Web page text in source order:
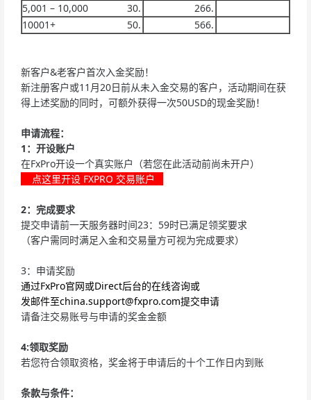
5,001 – 10,000
10001+
新客户&老客户首次入金奖励！
新注册客户或11月20日前从未入金交易的客户，活动期间在获
得上述奖励的同时，可额外获得一次50USD的现金奖励！
申请流程：
1：开设账户
在FxPro开设一个真实账户（若您在此活动前尚未开户）
点这里开设 FXPRO 交易账户
2：完成要求
提交申请前一天服务器时间23：59时已满足领奖要求
（客户需同时满足入金和交易量方可视为完成要求）
3：申请奖励
通过FxPro官网或Direct后台的在线咨询或
发邮件至china.support@fxpro.com提交申请
请备注交易账号与申请的奖金金额
4:领取奖励
若您符合领取资格，奖金将于申请后的十个工作日内到账
条款与条件：